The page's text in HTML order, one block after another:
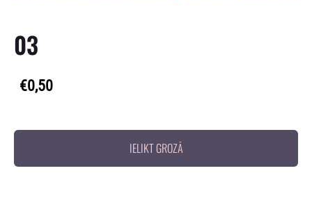
03
€0,50
IELIKT GROZĀ